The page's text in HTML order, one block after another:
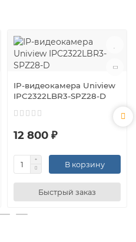
IP-видеокамера Uniview
IPC2322LBR3-SPZ28-D
12 800 ₽
В корзину
Быстрый заказ